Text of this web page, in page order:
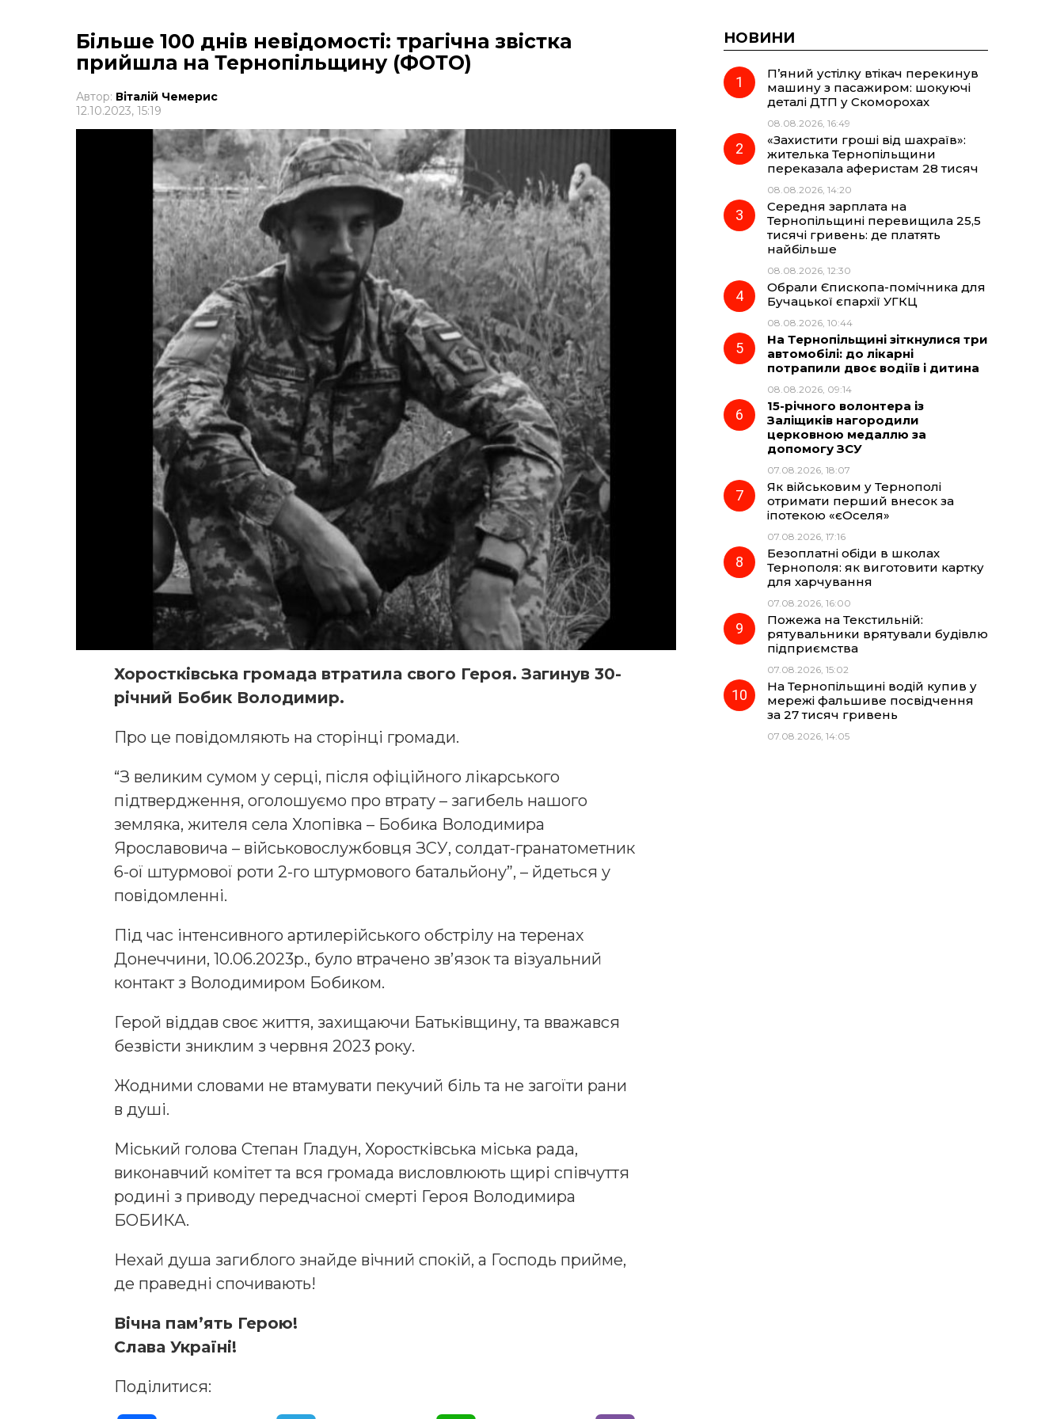
Більше 100 днів невідомості: трагічна звістка
прийшла на Тернопільщину (ФОТО)
Автор: Віталій Чемерис
12.10.2023, 15:19
Хоростківська громада втратила свого Героя. Загинув 30-
річний Бобик Володимир.
Про це повідомляють на сторінці громади.
“З великим сумом у серці, після офіційного лікарського
підтвердження, оголошуємо про втрату – загибель нашого
земляка, жителя села Хлопівка – Бобика Володимира
Ярославовича – військовослужбовця ЗСУ, солдат-гранатометник
6-ої штурмової роти 2-го штурмового батальйону”, – йдеться у
повідомленні.
Під час інтенсивного артилерійського обстрілу на теренах
Донеччини, 10.06.2023р., було втрачено зв’язок та візуальний
контакт з Володимиром Бобиком.
Герой віддав своє життя, захищаючи Батьківщину, та вважався
безвісти зниклим з червня 2023 року.
Жодними словами не втамувати пекучий біль та не загоїти рани
в душі.
Міський голова Степан Гладун, Хоростківська міська рада,
виконавчий комітет та вся громада висловлюють щирі співчуття
родині з приводу передчасної смерті Героя Володимира
БОБИКА.
Нехай душа загиблого знайде вічний спокій, а Господь прийме,
де праведні спочивають!
Вічна пам’ять Герою!
Слава Україні!
Поділитися:
НОВИНИ
П’яний устілку втікач перекинув
машину з пасажиром: шокуючі
деталі ДТП у Скоморохах
08.08.2026, 16:49
«Захистити гроші від шахраїв»:
жителька Тернопільщини
переказала аферистам 28 тисяч
08.08.2026, 14:20
Середня зарплата на
Тернопільщині перевищила 25,5
тисячі гривень: де платять
найбільше
08.08.2026, 12:30
Обрали Єпископа-помічника для
Бучацької єпархії УГКЦ
08.08.2026, 10:44
На Тернопільщині зіткнулися три
автомобілі: до лікарні
потрапили двоє водіїв і дитина
08.08.2026, 09:14
15-річного волонтера із
Заліщиків нагородили
церковною медаллю за
допомогу ЗСУ
07.08.2026, 18:07
Як військовим у Тернополі
отримати перший внесок за
іпотекою «єОселя»
07.08.2026, 17:16
Безоплатні обіди в школах
Тернополя: як виготовити картку
для харчування
07.08.2026, 16:00
Пожежа на Текстильній:
рятувальники врятували будівлю
підприємства
07.08.2026, 15:02
На Тернопільщині водій купив у
мережі фальшиве посвідчення
за 27 тисяч гривень
07.08.2026, 14:05